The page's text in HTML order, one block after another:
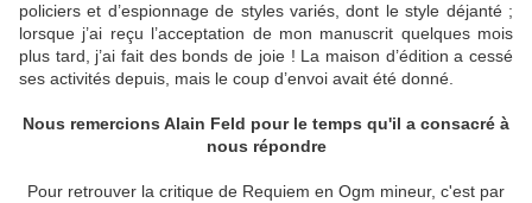
policiers et d’espionnage de styles variés, dont le style déjanté ;
lorsque j’ai reçu l’acceptation de mon manuscrit quelques mois
plus tard, j’ai fait des bonds de joie ! La maison d’édition a cessé
ses activités depuis, mais le coup d’envoi avait été donné.
Nous remercions Alain Feld pour le temps qu'il a consacré à
nous répondre
Pour retrouver la critique de Requiem en Ogm mineur, c'est par